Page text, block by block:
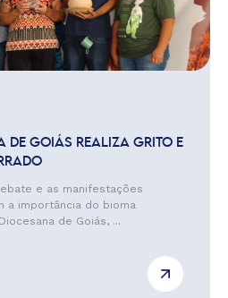
DE GOIÁS REALIZA GRITO E
e as manifestações
a importância do bioma
de Goiás, ...